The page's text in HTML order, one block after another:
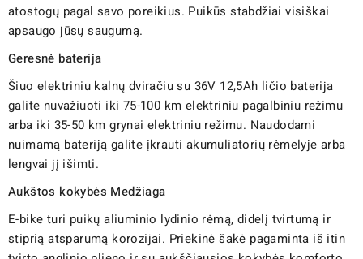
atostogų pagal savo poreikius. Puikūs stabdžiai visiškai
apsaugo jūsų saugumą.
Geresnė baterija
Šiuo elektriniu kalnų dviračiu su 36V 12,5Ah ličio baterija
galite nuvažiuoti iki 75-100 km elektriniu pagalbiniu režimu
arba iki 35-50 km grynai elektriniu režimu. Naudodami
nuimamą bateriją galite įkrauti akumuliatorių rėmelyje arba
lengvai jį išimti.
Aukštos kokybės Medžiaga
E-bike turi puikų aliuminio lydinio rėmą, didelį tvirtumą ir
stiprią atsparumą korozijai. Priekinė šakė pagaminta iš itin